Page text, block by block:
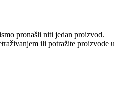
pronašli niti jedan proizvod.
ili potražite proizvode u